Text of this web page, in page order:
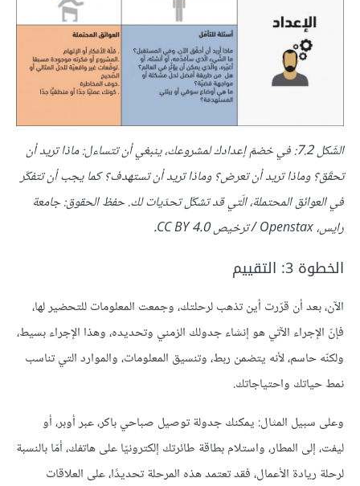
الشّكل 7.2: في خضمّ إعدادك لمشروعك، ينبغي أن تتساءل: ماذا تريد أن
تحقّق؟ وماذا تريد أن تعرض؟ وماذا تريد أن تستهدف؟ كما يجب أن تتفكّر
في العوائق المحتملة، الّتي قد تشكّل تحدّيات لك. حفظ الحقوق: جامعة
رايس، Openstax / ترخيص CC BY 4.0.
الخطوة 3: التقييم
الآن، بعد أن قرّرت أين تذهب لرحلتك، وجمعت المعلومات للتحضير لها،
فإنّ الإجراء الآتي هو إنشاء جدولك الزمني وتحديده، وهذا الإجراء بسيط،
ولكنّه حاسم، لأنه يتضمن ربط، وتنسيق المعلومات، والموارد التي تناسب
نمط حياتك واحتياجاتك.
وعلى سبيل المثال: يمكنك جدولة توصيل صباحي باكر، عبر أوبر، أو
ليفت، إلى المطار، واستلام بطاقة طائرتك إلكترونيّا على هاتفك، أمّا بالنسبة
لرحلة ريادة الأعمال، فقد تعتمد هذه المرحلة تحديدًا، على العلاقات